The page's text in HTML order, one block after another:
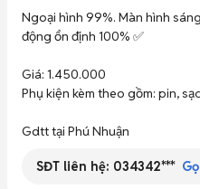
Ngoại hình 99%. Màn hình
động ổn định 100% ✅
Giá: 1.450.000
Phụ kiện kèm theo gồm: pin,
Gdtt tại Phú Nhuận
SĐT liên hệ: 034342***